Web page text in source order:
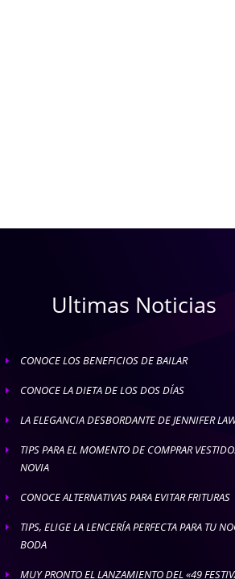
Ultimas Noticias
E CONOCE LOS BENEFICIOS DE BAILAR
E CONOCE LA DIETA DE LOS DOS DÍAS
E LA ELEGANCIA DESBORDANTE DE JENNIFER
E
TIPS PARA EL MOMENTO DE COMPRAR
NOVIA
E CONOCE ALTERNATIVAS PARA EVITAR FRITURAS
E
TIPS, ELIGE LA LENCERÍA PERFECTA PARA TU
BODA
E MUY PRONTO EL LANZAMIENTO DEL «49